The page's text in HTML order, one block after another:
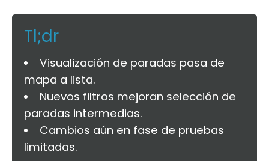
Tl;dr
Visualización de paradas pasa de
mapa a lista.
Nuevos filtros mejoran selección de
paradas intermedias.
Cambios aún en fase de pruebas
limitadas.